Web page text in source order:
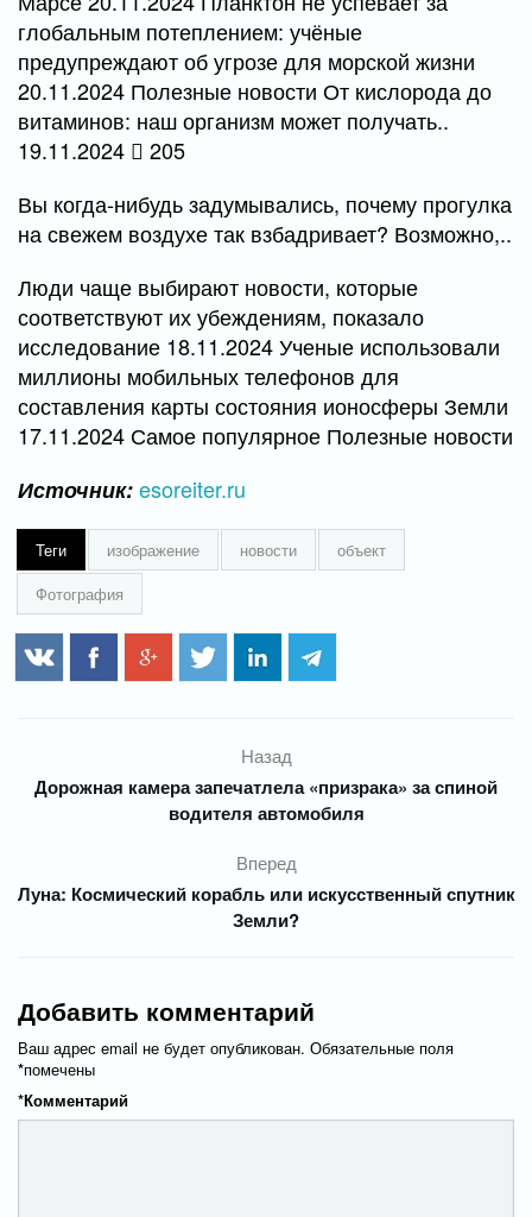
глобальным потеплением: учёные
предупреждают об угрозе для морской жизни
20.11.2024 Полезные новости От кислорода до
витаминов: наш организм может получать..
19.11.2024
205
Вы когда-нибудь задумывались, почему прогулка
на свежем воздухе так взбадривает? Возможно,..
Люди чаще выбирают новости, которые
соответствуют их убеждениям, показало
исследование 18.11.2024 Ученые использовали
миллионы мобильных телефонов для
составления карты состояния ионосферы Земли
17.11.2024 Самое популярное Полезные новости
Источник:esoreiter.ru
Теги изображение новости
объект
Фотография
Назад
Дорожная камера запечатлела «призрака» за спиной
водителя автомобиля
Вперед
Луна: Космический корабль или искусственный спутник
Земли?
Добавить комментарий
Ваш адрес email не будет опубликован. Обязательные поля
помечены
*
Комментарий
*